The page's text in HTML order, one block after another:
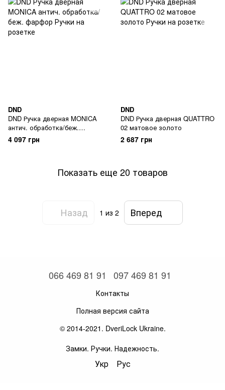
DND
DND Ручка дверная MONICA
антич. обработка/беж.
фарфор
4 097 грн
DND
DND Ручка дверная QUATTRO
02 матовое золото
2 687 грн
Показать еще 20 товаров
Назад 1 из 2 Вперед
066 469 81 91 097 469 81 91
Контакты
Полная версия сайта
© 2014-2021. DveriLock Ukraine.
Замки. Ручки. Надежность.
Укр Рус